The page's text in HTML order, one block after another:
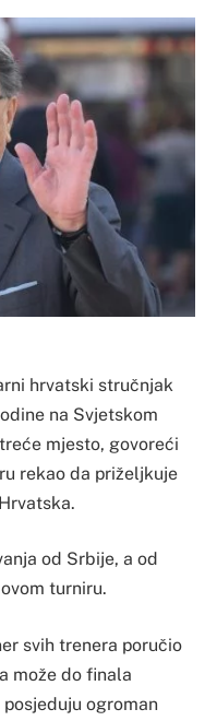
hrvatski stručnjak
na Svjetskom
mjesto, govoreći
rekao da priželjkuje
od Srbije, a od
turniru.
svih trenera poručio
može do finala
ogroman